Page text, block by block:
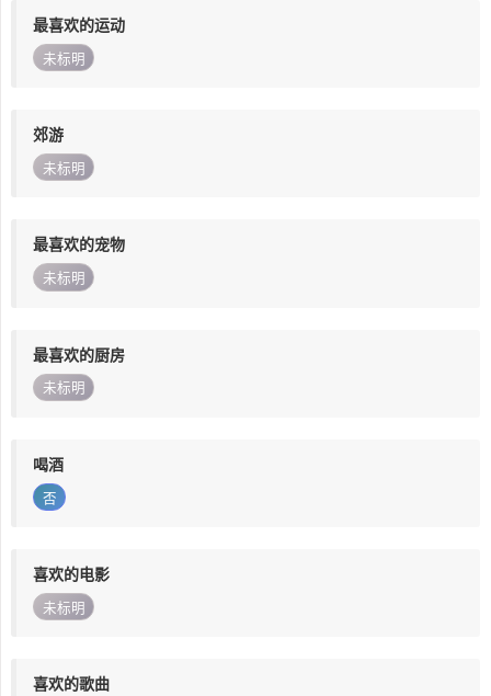
最喜欢的运动
未标明
郊游
未标明
最喜欢的宠物
未标明
最喜欢的厨房
未标明
喝酒
否
喜欢的电影
未标明
喜欢的歌曲